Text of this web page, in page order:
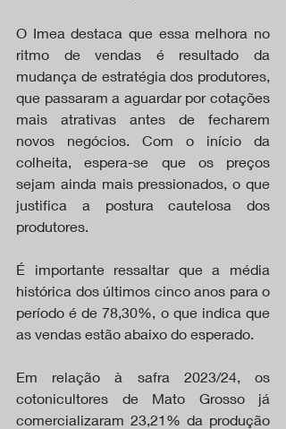
O Imea destaca que essa melhora no
ritmo de vendas é resultado da
mudança de estratégia dos produtores,
que passaram a aguardar por cotações
mais atrativas antes de fecharem
novos negócios. Com o início da
colheita, espera-se que os preços
sejam ainda mais pressionados, o que
justifica a postura cautelosa dos
produtores.
É importante ressaltar que a média
histórica dos últimos cinco anos para o
período é de 78,30%, o que indica que
as vendas estão abaixo do esperado.
Em relação à safra 2023/24, os
cotonicultores de Mato Grosso já
comercializaram 23,21% da produção